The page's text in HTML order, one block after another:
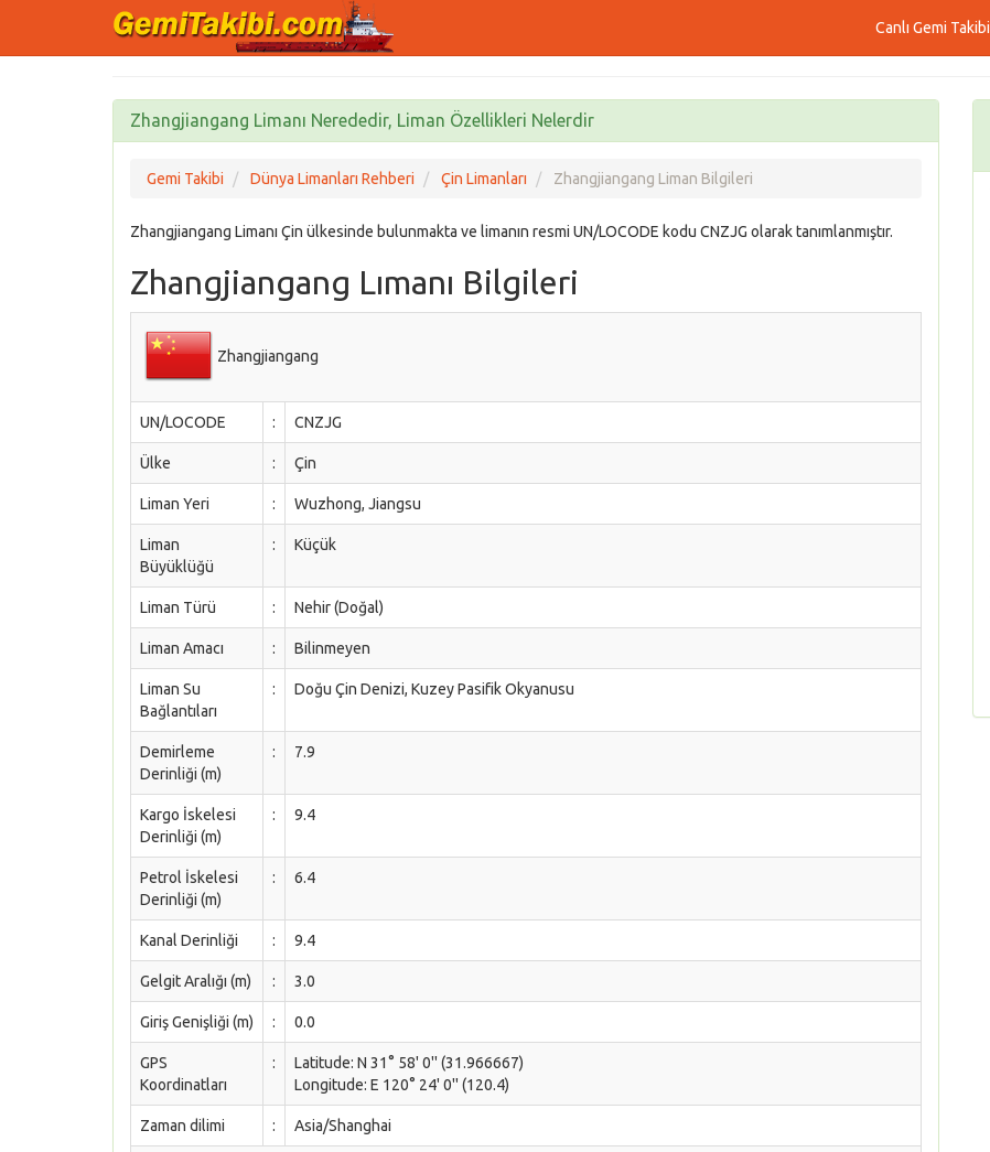
Canlı Gemi Takibi
Zhangjiangang Limanı Nerededir, Liman Özellikleri Nelerdir
Gemi Takibi Dünya Limanları Rehberi Çin Limanları Zhangjiangang Liman Bilgileri
Zhangjiangang Limanı Çin ülkesinde bulunmakta ve limanın resmi UN/LOCODE kodu CNZJG olarak tanımlanmıştır.
Zhangjiangang Lımanı Bilgileri
Zhangjiangang
UN/LOCODE : CNZJG
Ülke : Çin
Liman Yeri : Wuzhong, Jiangsu
Liman
Büyüklüğü
: Küçük
Liman Türü : Nehir (Doğal)
Liman Amacı : Bilinmeyen
Liman Su
Bağlantıları
: Doğu Çin Denizi, Kuzey Pasifik Okyanusu
Demirleme
Derinliği (m)
: 7.9
Kargo İskelesi
Derinliği (m)
: 9.4
Petrol İskelesi
Derinliği (m)
: 6.4
Kanal Derinliği : 9.4
Gelgit Aralığı (m) : 3.0
Giriş Genişliği (m) : 0.0
GPS
Koordinatları
:
Latitude: N 31° 58' 0'' (31.966667)
Longitude: E 120° 24' 0'' (120.4)
Zaman dilimi : Asia/Shanghai